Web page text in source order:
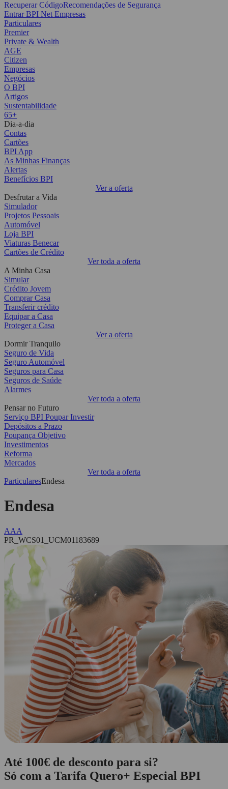
Recuperar CódigoRecomendações de Segurança
Entrar BPI Net Empresas
Particulares
Premier
Private & Wealth
AGE
Citizen
Empresas
Negócios
O BPI
Artigos
Sustentabilidade
65+
Dia-a-dia
Contas
Cartões
BPI App
As Minhas Finanças
Alertas
Benefícios BPI
Ver a oferta
Desfrutar a Vida
Simulador
Projetos Pessoais
Automóvel
Loja BPI
Viaturas Benecar
Cartões de Crédito
Ver toda a oferta
A Minha Casa
Simular
Crédito Jovem
Comprar Casa
Transferir crédito
Equipar a Casa
Proteger a Casa
Ver a oferta
Dormir Tranquilo
Seguro de Vida
Seguro Automóvel
Seguros para Casa
Seguros de Saúde
Alarmes
Ver toda a oferta
Pensar no Futuro
Serviço BPI Poupar Investir
Depósitos a Prazo
Poupança Objetivo
Investimentos
Reforma
Mercados
Ver toda a oferta
ParticularesEndesa
Endesa
AAA
PR_WCS01_UCM01183689
Até 100€ de desconto para si?
Só com a Tarifa Quero+ Especial BPI